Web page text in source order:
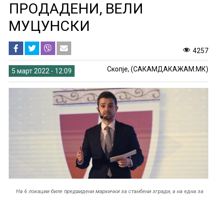
ПРОДАДЕНИ, ВЕЛИ
МУЦУНСКИ
4257
5 март 2022 - 12:09 Скопје, (САКАМДАКАЖАМ.МК)
На 6 локации биле предвидени маркички за станбени згради, а на една за